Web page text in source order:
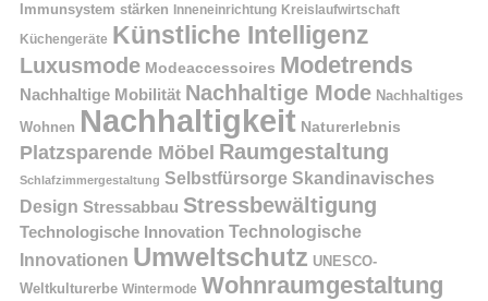
Immunsystem stärken Inneneinrichtung Kreislaufwirtschaft
Küchengeräte Künstliche Intelligenz
Luxusmode Modeaccessoires Modetrends
Nachhaltige Mobilität Nachhaltige Mode Nachhaltiges
Wohnen Nachhaltigkeit Naturerlebnis
Platzsparende Möbel Raumgestaltung
Schlafzimmergestaltung Selbstfürsorge Skandinavisches
Design Stressabbau Stressbewältigung
Technologische Innovation Technologische
Innovationen Umweltschutz UNESCO-
Weltkulturerbe Wintermode Wohnraumgestaltung